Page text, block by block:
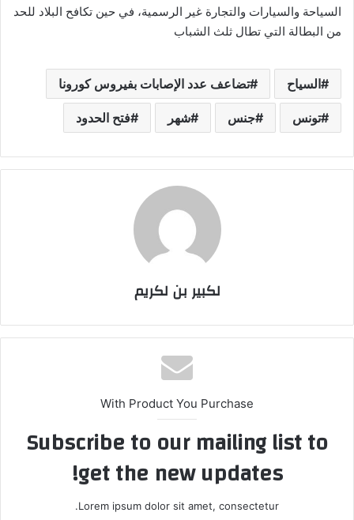
السياحة والسيارات والتجارة غير الرسمية، في حين تكافح البلاد للحد
من البطالة التي تطال ثلث الشباب
السياح تضاعف عدد الإصابات بفيروس كورونا
تونس جنس شهر فتح الحدود
لكبير بن لكريم
With Product You Purchase
Subscribe to our mailing list to
get the new updates!
Lorem ipsum dolor sit amet, consectetur.